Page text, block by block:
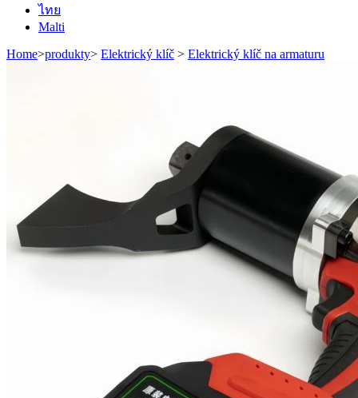
ไทย
Malti
Home>produkty> Elektrický klíč > Elektrický klíč na armaturu